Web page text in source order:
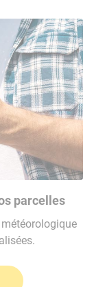
parcelles